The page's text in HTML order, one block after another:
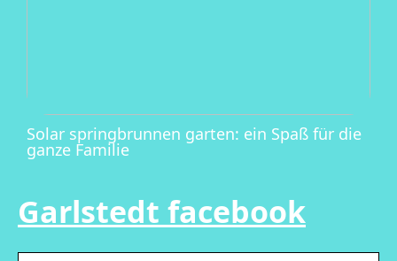
Solar springbrunnen garten: ein Spaß für die
ganze Familie
Garlstedt facebook